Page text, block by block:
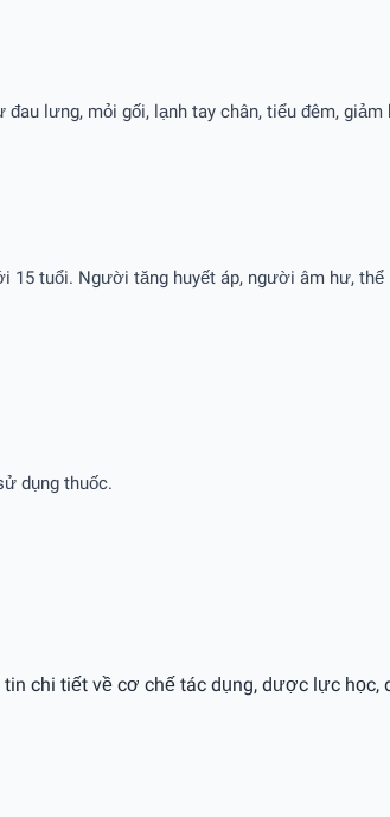
lưng, mỏi gối, lạnh tay chân, tiểu đêm,
15 tuổi. Người tăng huyết áp, người âm hư, thể
dụng thuốc.
chi tiết về cơ chế tác dụng, dược lực học,